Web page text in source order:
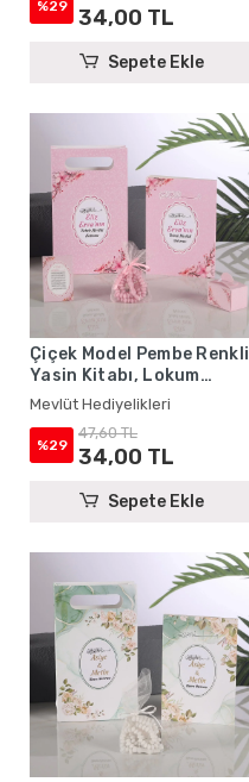
%29 34,00 TL
Sepete Ekle
Çiçek Model Pembe Renkli
Yasin Kitabı, Lokum
Kutusu, Magnet, Karton
Çanta ve Tesbih - Mevlüt
Hediyelikleri
Mevlüt Hediyelikleri
%29
47,60 TL
34,00 TL
Sepete Ekle